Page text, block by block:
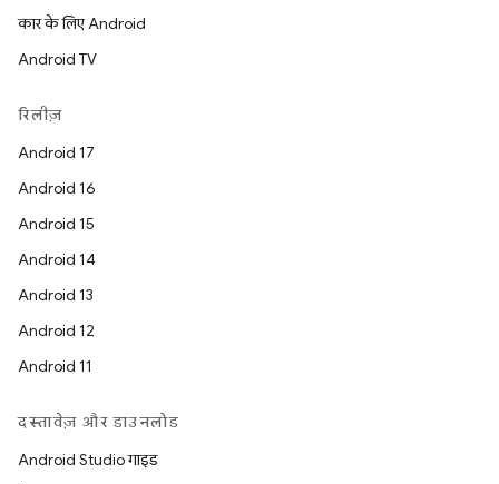
कार के लिए Android
Android TV
रिलीज़
Android 17
Android 16
Android 15
Android 14
Android 13
Android 12
Android 11
दस्तावेज़ और डाउनलोड
Android Studio गाइड